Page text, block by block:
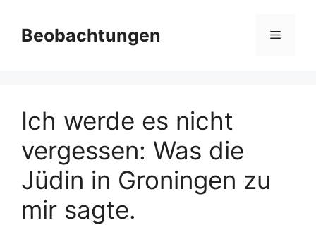
Inhalt
springen
Beobachtungen Menü
Ich werde es nicht
vergessen: Was die
Jüdin in Groningen zu
mir sagte.